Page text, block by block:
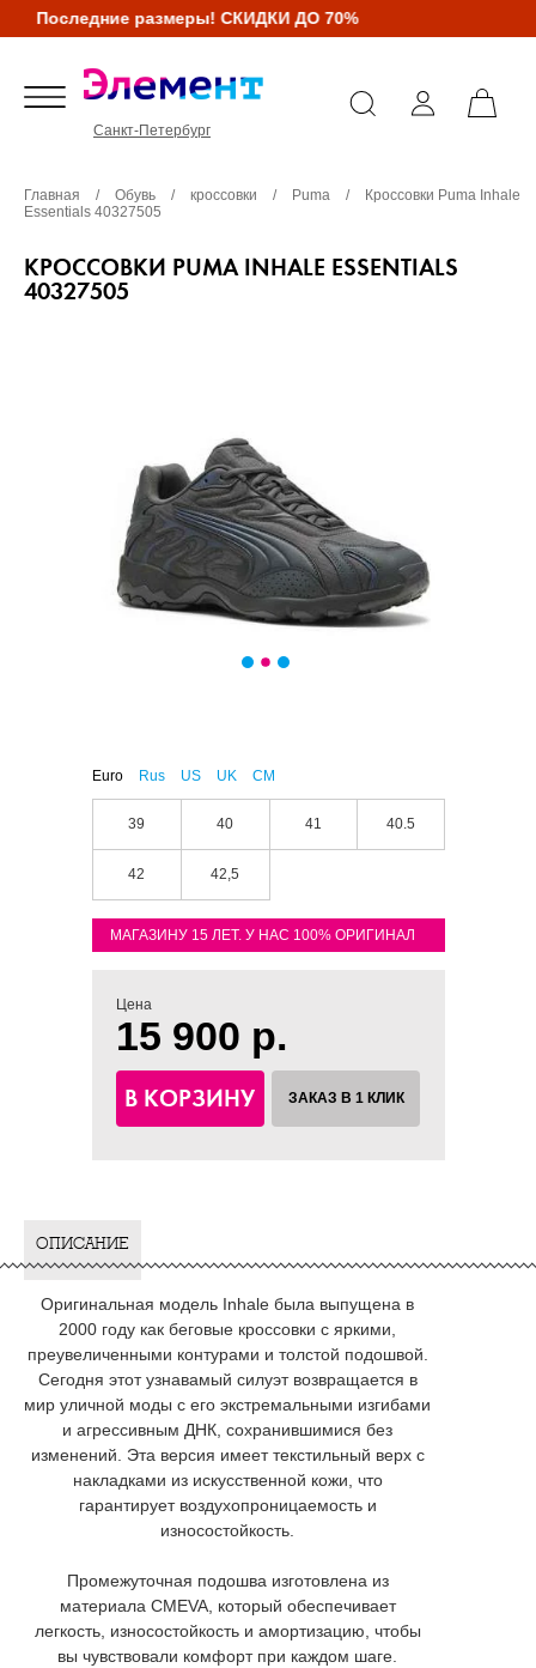
Последние размеры! СКИДКИ ДО 70%
Санкт-Петербург
Главная / Обувь / кроссовки / Puma /
Кроссовки Puma Inhale
Essentials 40327505
КРОССОВКИ PUMA INHALE ESSENTIALS
40327505
Euro Rus US UK CM
39 40 41 40.5
42 42,5
МАГАЗИНУ 15 ЛЕТ. У НАС 100% ОРИГИНАЛ
Цена
15 900 р.
В КОРЗИНУ ЗАКАЗ В 1 КЛИК
ОПИСАНИЕ
Оригинальная модель Inhale была выпущена в
2000 году как беговые кроссовки с яркими,
преувеличенными контурами и толстой подошвой.
Сегодня этот узнавамый силуэт возвращается в
мир уличной моды с его экстремальными изгибами
и агрессивным ДНК, сохранившимися без
изменений. Эта версия имеет текстильный верх с
накладками из искусственной кожи, что
гарантирует воздухопроницаемость и
износостойкость.
Промежуточная подошва изготовлена из
материала CMEVA, который обеспечивает
легкость, износостойкость и амортизацию, чтобы
вы чувствовали комфорт при каждом шаге.